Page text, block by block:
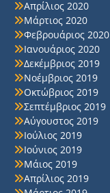
Απρίλιος 2020
Μάρτιος 2020
Φεβρουάριος 2020
Ιανουάριος 2020
Δεκέμβριος 2019
Νοέμβριος 2019
Οκτώβριος 2019
Σεπτέμβριος 2019
Αύγουστος 2019
Ιούλιος 2019
Ιούνιος 2019
Μάιος 2019
Απρίλιος 2019